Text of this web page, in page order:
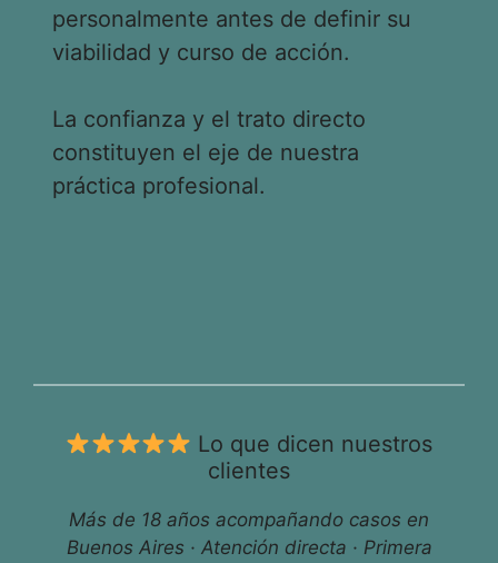
personalmente antes de definir su
viabilidad y curso de acción.
La confianza y el trato directo
constituyen el eje de nuestra
práctica profesional.
Lo que dicen nuestros
clientes
Más de 18 años acompañando casos en
Buenos Aires · Atención directa · Primera